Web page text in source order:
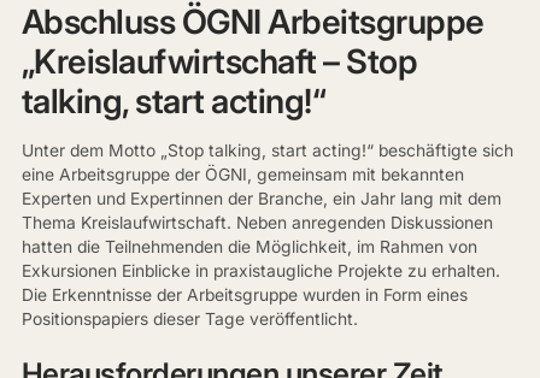
Abschluss ÖGNI Arbeitsgruppe
„Kreislaufwirtschaft – Stop
talking, start acting!“
Unter dem Motto „Stop talking, start acting!“ beschäftigte sich
eine Arbeitsgruppe der ÖGNI, gemeinsam mit bekannten
Experten und Expertinnen der Branche, ein Jahr lang mit dem
Thema Kreislaufwirtschaft. Neben anregenden Diskussionen
hatten die Teilnehmenden die Möglichkeit, im Rahmen von
Exkursionen Einblicke in praxistaugliche Projekte zu erhalten.
Die Erkenntnisse der Arbeitsgruppe wurden in Form eines
Positionspapiers dieser Tage veröffentlicht.